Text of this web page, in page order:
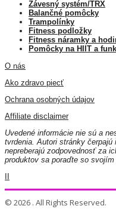
Závesný systém/TRX
Balančné pomôcky
Trampolínky
Fitness podložky
Fitness náramky a
Pomôcky na HIIT a
O nás
Ako zdravo piecť
Ochrana osobných údajov
Affiliate disclaimer
Uvedené informácie nie sú a
tvrdenia. Autori stránky
nepreberajú zodpovednosť za
produktov sa poraďte so svojím
© 2026 . All Rights Reserved.